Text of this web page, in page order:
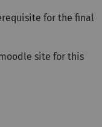
for the final
site for this